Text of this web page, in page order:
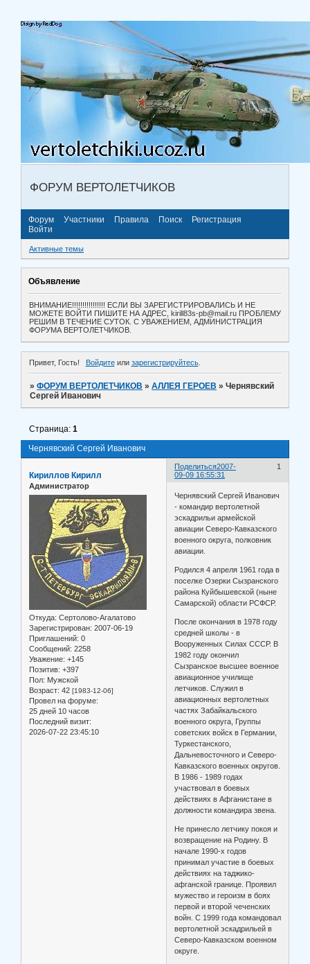
ФОРУМ ВЕРТОЛЕТЧИКОВ
Форум Участники Правила Поиск
Регистрация
Войти
Активные темы
Объявление
ВНИМАНИЕ!!!!!!!!!!!!!!!! ЕСЛИ ВЫ ЗАРЕГИСТРИРОВАЛИСЬ И НЕ
МОЖЕТЕ ВОЙТИ ПИШИТЕ НА АДРЕС, kirill83s-pb@mail.ru ПРОБЛЕМУ
РЕШИМ В ТЕЧЕНИЕ СУТОК. С УВАЖЕНИЕМ, АДМИНИСТРАЦИЯ
ФОРУМА ВЕРТОЛЕТЧИКОВ.
Привет, Гость! Войдитеили зарегистрируйтесь.
»ФОРУМ ВЕРТОЛЕТЧИКОВ »АЛЛЕЯ ГЕРОЕВ »Чернявский
Сергей Иванович
Чернявский Сергей Иванович
Страница:1
Поделиться 1
2007-
09-09 16:55:31
Кириллов Кирилл
Администратор
Откуда: Сертолово-Агалатово
Зарегистрирован: 2007-06-19
Приглашений: 0
Сообщений: 2258
Уважение: +145
Позитив: +397
Пол: Мужской
Возраст: 42 [1983-12-06]
Провел на форуме:
25 дней 10 часов
Последний визит:
2026-07-22 23:45:10
Чернявский Сергей Иванович
- командир вертолетной
эскадрильи армейской
авиации Северо-Кавказского
военного округа, полковник
авиации.
Родился 4 апреля 1961 года в
поселке Озерки Сызранского
района Куйбышевской (ныне
Самарской) области РСФСР.
После окончания в 1978 году
средней школы - в
Вооруженных Силах СССР. В
1982 году окончил
Сызранское высшее военное
авиационное училище
летчиков. Служил в
авиационных вертолетных
частях Забайкальского
военного округа, Группы
советских войск в Германии,
Туркестанского,
Дальневосточного и Северо-
Кавказского военных округов.
В 1986 - 1989 годах
участвовал в боевых
действиях в Афганистане в
должности командира звена.
Не принесло летчику покоя и
возвращение на Родину. В
начале 1990-х годов
принимал участие в боевых
действиях на таджико-
афганской границе. Проявил
мужество и героизм в боях
первой и второй чеченских
войн. С 1999 года командовал
вертолетной эскадрильей в
Северо-Кавказском военном
округе.